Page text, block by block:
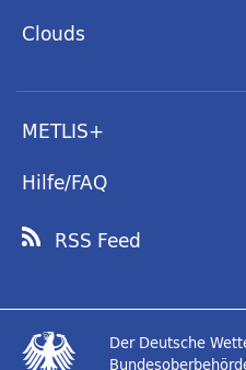
Clouds
METLIS+
Hilfe/FAQ
RSS Feed
Der Deutsche